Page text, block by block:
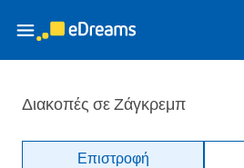
Διακοπές σε Ζάγκρεμπ
Επιστροφή